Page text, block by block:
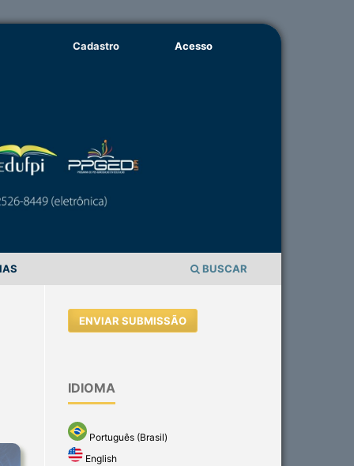
BUSCAR
Cadastro Acesso
ENVIAR SUBMISSÃO
IDIOMA
Português (Brasil)
English